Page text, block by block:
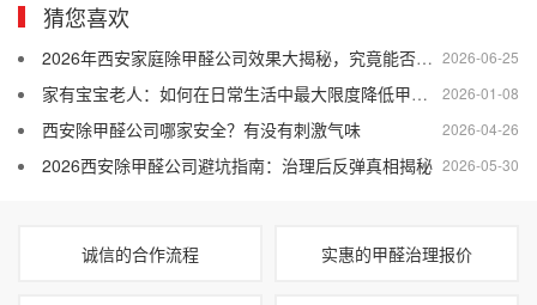
猜您喜欢
2026-06-25
2026年西安家庭除甲醛公司效果大揭秘，究竟能否让人安心？
2026-01-08
家有宝宝老人：如何在日常生活中最大限度降低甲醛危害？
2026-04-26
西安除甲醛公司哪家安全？有没有刺激气味
2026-05-30
2026西安除甲醛公司避坑指南：治理后反弹真相揭秘
诚信的合作流程 实惠的甲醛治理报价